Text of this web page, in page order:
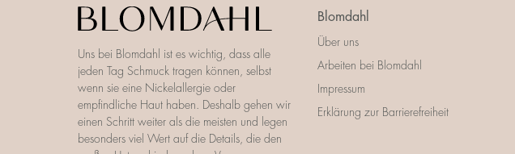
Uns bei Blomdahl ist es wichtig, dass alle
jeden Tag Schmuck tragen können, selbst
wenn sie eine Nickelallergie oder
empfindliche Haut haben. Deshalb gehen wir
einen Schritt weiter als die meisten und legen
besonders viel Wert auf die Details, die den
Blomdahl
Über uns
Arbeiten bei Blomdahl
Impressum
Erklärung zur Barrierefreiheit